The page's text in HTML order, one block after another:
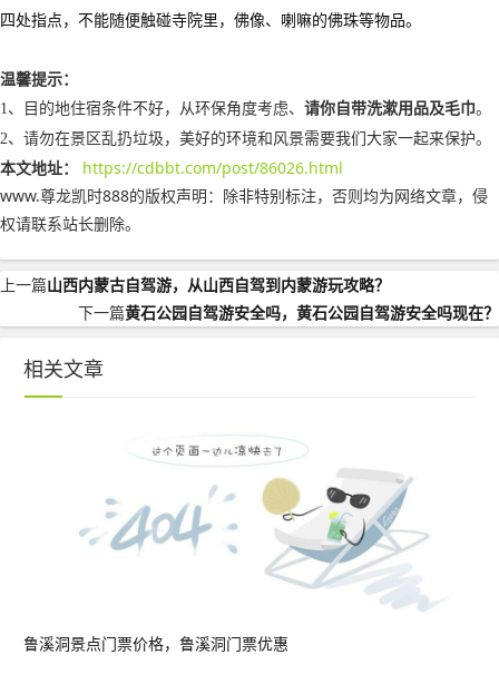
四处指点，不能随便触碰寺院里，佛像、喇嘛的佛珠等物品。
温馨提示：
1、 目的地住宿条件不好， 从环保角度考虑、 请你自带洗漱用品及毛巾。
2、请勿在景区乱扔垃圾，美好的环境和风景需要我们大家一起来保护。
本文地址：
https://cdbbt.com/post/86026.html
www.尊龙凯时888的版权声明： 除非特别标注，否则均为网络文章，侵
权请联系站长删除。
上一篇山西内蒙古自驾游，从山西自驾到内蒙游玩攻略？
下一篇黄石公园自驾游安全吗，黄石公园自驾游安全吗现在？
相关文章
鲁溪洞景点门票价格，鲁溪洞门票优惠